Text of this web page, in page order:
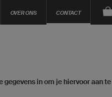
OVER ONS CONTACT
in om je hiervoor aan